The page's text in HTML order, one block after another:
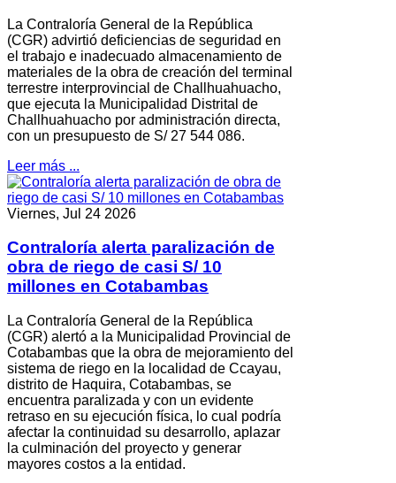
La Contraloría General de la República
(CGR) advirtió deficiencias de seguridad en
el trabajo e inadecuado almacenamiento de
materiales de la obra de creación del terminal
terrestre interprovincial de Challhuahuacho,
que ejecuta la Municipalidad Distrital de
Challhuahuacho por administración directa,
con un presupuesto de S/ 27 544 086.
Leer más ...
Viernes, Jul 24 2026
Contraloría alerta paralización de
obra de riego de casi S/ 10
millones en Cotabambas
La Contraloría General de la República
(CGR) alertó a la Municipalidad Provincial de
Cotabambas que la obra de mejoramiento del
sistema de riego en la localidad de Ccayau,
distrito de Haquira, Cotabambas, se
encuentra paralizada y con un evidente
retraso en su ejecución física, lo cual podría
afectar la continuidad su desarrollo, aplazar
la culminación del proyecto y generar
mayores costos a la entidad.